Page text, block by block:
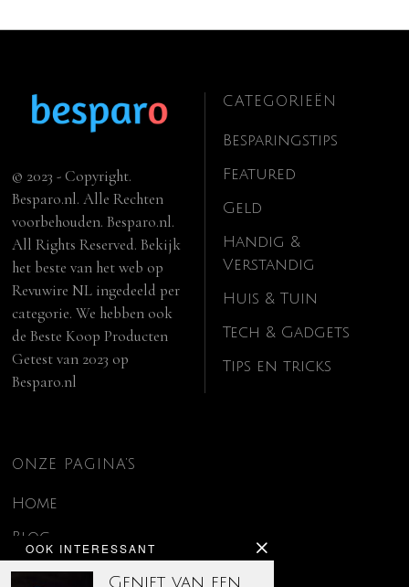
OOK INTERESSANT
Geniet van een
© 2023 - Copyright.
Besparo.nl. Alle Rechten
voorbehouden. Besparo.nl.
All Rights Reserved. Bekijk
het beste van het web op
Revuwire NL ingedeeld per
categorie. We hebben ook
deBeste Koop Producten
Getest van 2023 op
Besparo.nl
CATEGORIEËN
Besparingstips
Featured
Geld
Handig &
Verstandig
Huis & Tuin
Tech & Gadgets
Tips en tricks
ONZE PAGINA’S
Home
Blog
Contact